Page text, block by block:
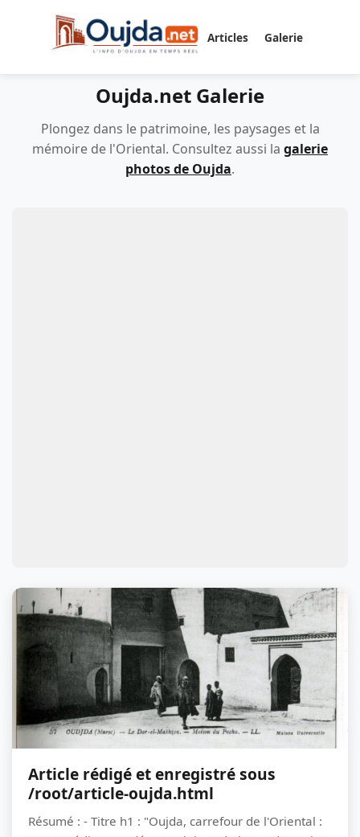
Articles Galerie
Oujda.net Galerie
Plongez dans le patrimoine, les paysages et la
mémoire de l'Oriental. Consultez aussi la galerie
photos de Oujda.
Article rédigé et enregistré sous
/root/article-oujda.html
Résumé : - Titre h1 : "Oujda, carrefour de l'Oriental :